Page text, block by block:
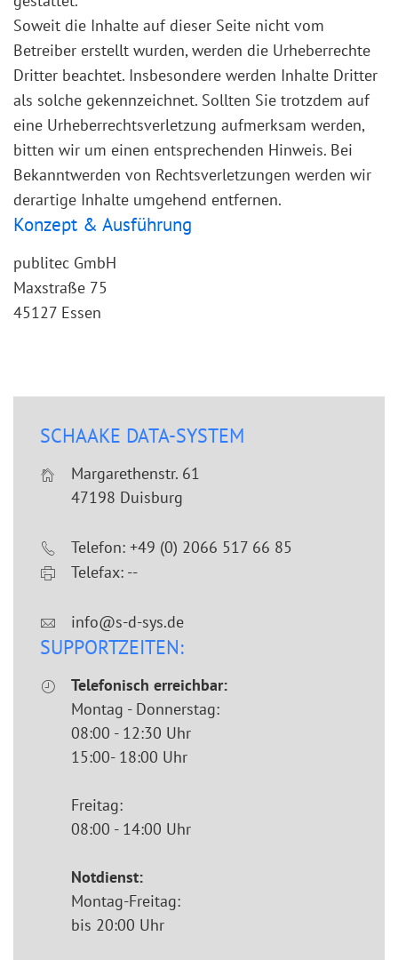
Soweit die Inhalte auf dieser Seite nicht vom
Betreiber erstellt wurden, werden die Urheberrechte
Dritter beachtet. Insbesondere werden Inhalte Dritter
als solche gekennzeichnet. Sollten Sie trotzdem auf
eine Urheberrechtsverletzung aufmerksam werden,
bitten wir um einen entsprechenden Hinweis. Bei
Bekanntwerden von Rechtsverletzungen werden wir
derartige Inhalte umgehend entfernen.
Konzept & Ausführung
publitec GmbH
Maxstraße 75
45127 Essen
SCHAAKE DATA-SYSTEM
Margarethenstr. 61
47198 Duisburg
Telefon: +49 (0) 2066 517 66 85
Telefax: --
info@s-d-sys.de
SUPPORTZEITEN:
Telefonisch erreichbar:
Montag - Donnerstag:
08:00 - 12:30 Uhr
15:00- 18:00 Uhr
Freitag:
08:00 - 14:00 Uhr
Notdienst:
Montag-Freitag:
bis 20:00 Uhr